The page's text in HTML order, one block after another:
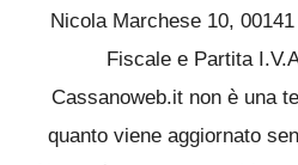
Nicola Marchese 10,
Fiscale e Partita
Cassanoweb.it non è una
quanto viene aggiornato